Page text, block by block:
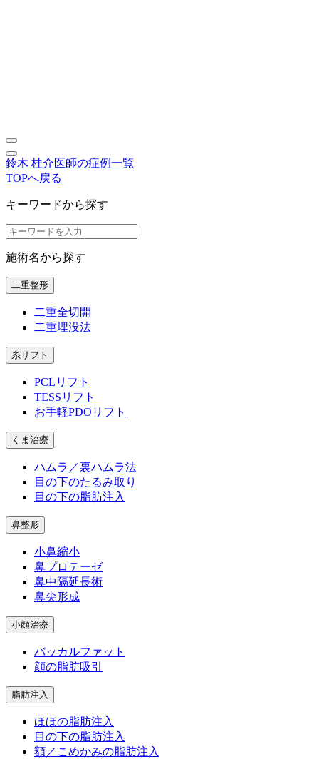
鈴木 桂介医師の症例一覧
TOPへ戻る
キーワードから探す
施術名から探す
二重整形
二重全切開
二重埋没法
糸リフト
PCLリフト
TESSリフト
お手軽PDOリフト
くま治療
ハムラ／裏ハムラ法
目の下のたるみ取り
目の下の脂肪注入
鼻整形
小鼻縮小
鼻プロテーゼ
鼻中隔延長術
鼻尖形成
小顔治療
バッカルファット
顔の脂肪吸引
脂肪注入
ほほの脂肪注入
目の下の脂肪注入
額／こめかみの脂肪注入